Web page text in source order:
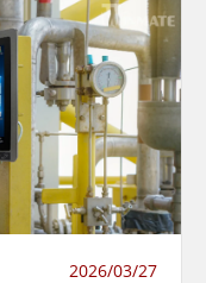
2026/03/27